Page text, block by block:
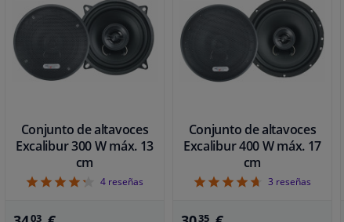
Conjunto de altavoces
Excalibur 300 W máx. 13
cm
4.25
4 reseñas
03
Conjunto de altavoces
Excalibur 400 W máx. 17
cm
4.67
3 reseñas
35